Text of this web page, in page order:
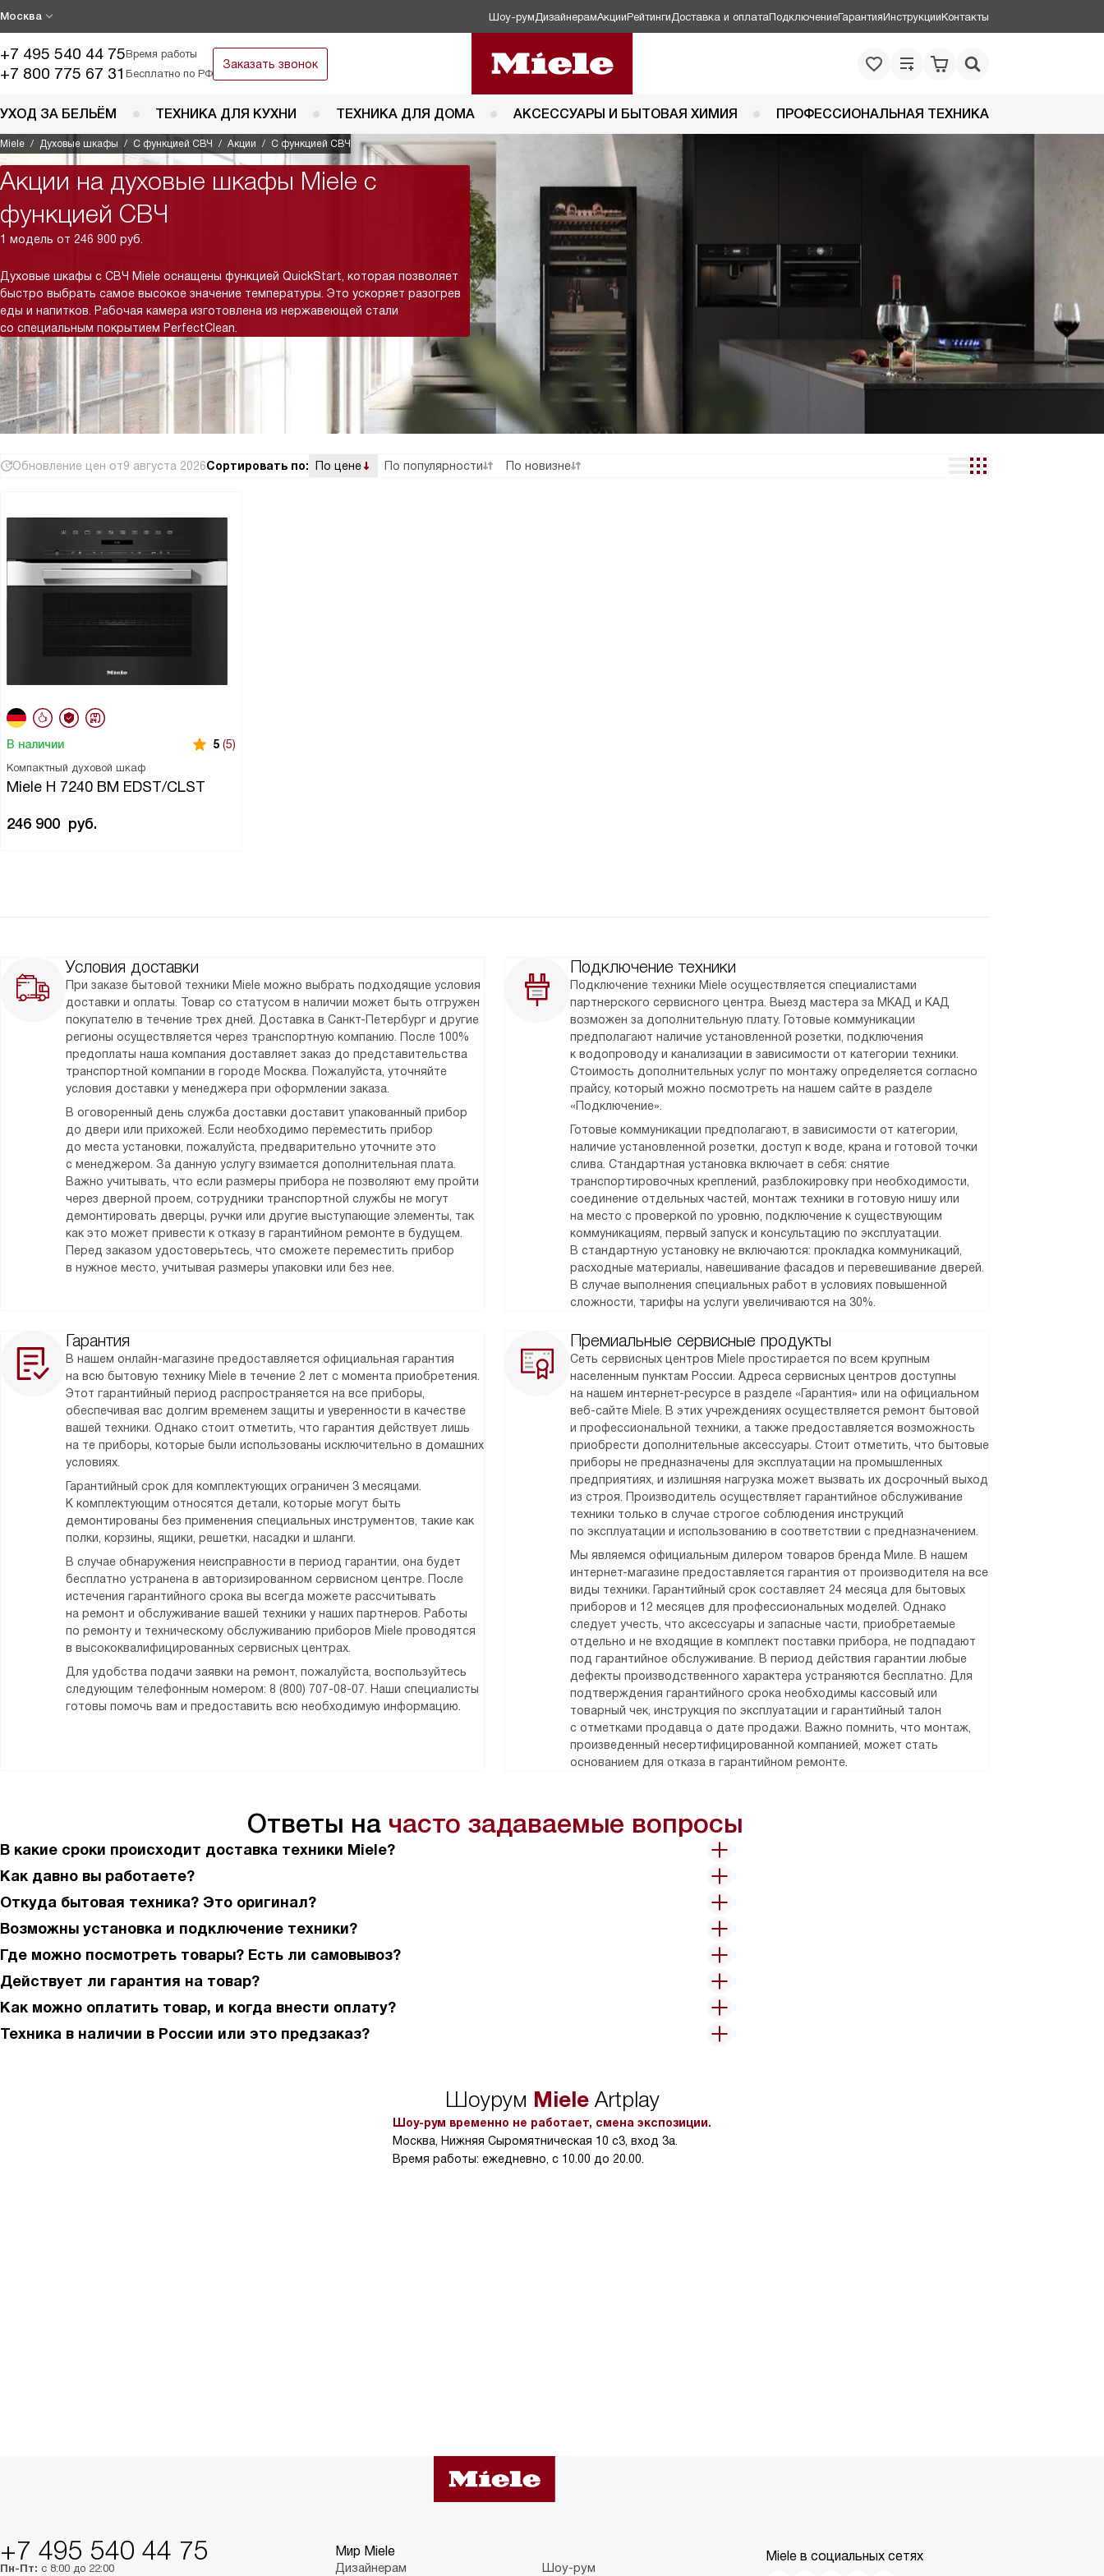
Москва Шоу-рум ДизайнерамАкцииРейтинги Доставка и оплатаПодключениеГарантияИнструкцииКонтакты
+7 495 540 44 75Время работы
+7 800 775 67 31 Бесплатно по РФ
Заказать звонок
УХОД ЗА БЕЛЬЁМ ТЕХНИКА ДЛЯ КУХНИ ТЕХНИКА ДЛЯ ДОМА АКСЕССУАРЫ И БЫТОВАЯ ХИМИЯ ПРОФЕССИОНАЛЬНАЯ ТЕХНИКА
Miele Духовые шкафы С функцией СВЧ Акции С функцией СВЧ
Акции на духовые шкафы Miele с
функцией СВЧ
1 модель от 246 900 руб.
Духовые шкафы с СВЧ Miele оснащены функцией QuickStart, которая позволяет
быстро выбрать самое высокое значение температуры. Это ускоряет разогрев
еды и напитков. Рабочая камера изготовлена из нержавеющей стали
со специальным покрытием PerfectClean.
Обновление цен от9 августа 2026Сортировать по: По цене По популярности По новизне
Компактный духовой шкаф
Miele H 7240 BM EDST/CLST
В наличии 5 (5)
246 900 руб.
Условия доставки
При заказе бытовой техники Miele можно выбрать подходящие условия
доставки и оплаты. Товар со статусом в наличии может быть отгружен
покупателю в течение трех дней. Доставка в Санкт-Петербург и другие
регионы осуществляется через транспортную компанию. После 100%
предоплаты наша компания доставляет заказ до представительства
транспортной компании в городе Москва. Пожалуйста, уточняйте
условия доставки у менеджера при оформлении заказа.
В оговоренный день служба доставки доставит упакованный прибор
до двери или прихожей. Если необходимо переместить прибор
до места установки, пожалуйста, предварительно уточните это
с менеджером. За данную услугу взимается дополнительная плата.
Важно учитывать, что если размеры прибора не позволяют ему пройти
через дверной проем, сотрудники транспортной службы не могут
демонтировать дверцы, ручки или другие выступающие элементы, так
как это может привести к отказу в гарантийном ремонте в будущем.
Перед заказом удостоверьтесь, что сможете переместить прибор
в нужное место, учитывая размеры упаковки или без нее.
Подключение техники
Подключение техники Miele осуществляется специалистами
партнерского сервисного центра. Выезд мастера за МКАД и КАД
возможен за дополнительную плату. Готовые коммуникации
предполагают наличие установленной розетки, подключения
к водопроводу и канализации в зависимости от категории техники.
Стоимость дополнительных услуг по монтажу определяется согласно
прайсу, который можно посмотреть на нашем сайте в разделе
«Подключение».
Готовые коммуникации предполагают, в зависимости от категории,
наличие установленной розетки, доступ к воде, крана и готовой точки
слива. Стандартная установка включает в себя: снятие
транспортировочных креплений, разблокировку при необходимости,
соединение отдельных частей, монтаж техники в готовую нишу или
на место с проверкой по уровню, подключение к существующим
коммуникациям, первый запуск и консультацию по эксплуатации.
В стандартную установку не включаются: прокладка коммуникаций,
расходные материалы, навешивание фасадов и перевешивание дверей.
В случае выполнения специальных работ в условиях повышенной
сложности, тарифы на услуги увеличиваются на 30%.
Гарантия
В нашем онлайн-магазине предоставляется официальная гарантия
на всю бытовую технику Miele в течение 2 лет с момента приобретения.
Этот гарантийный период распространяется на все приборы,
обеспечивая вас долгим временем защиты и уверенности в качестве
вашей техники. Однако стоит отметить, что гарантия действует лишь
на те приборы, которые были использованы исключительно в домашних
условиях.
Гарантийный срок для комплектующих ограничен 3 месяцами.
К комплектующим относятся детали, которые могут быть
демонтированы без применения специальных инструментов, такие как
полки, корзины, ящики, решетки, насадки и шланги.
В случае обнаружения неисправности в период гарантии, она будет
бесплатно устранена в авторизированном сервисном центре. После
истечения гарантийного срока вы всегда можете рассчитывать
на ремонт и обслуживание вашей техники у наших партнеров. Работы
по ремонту и техническому обслуживанию приборов Miele проводятся
в высококвалифицированных сервисных центрах.
Для удобства подачи заявки на ремонт, пожалуйста, воспользуйтесь
следующим телефонным номером: 8 (800) 707-08-07. Наши специалисты
готовы помочь вам и предоставить всю необходимую информацию.
Премиальные сервисные продукты
Сеть сервисных центров Miele простирается по всем крупным
населенным пунктам России. Адреса сервисных центров доступны
на нашем интернет-ресурсе в разделе «Гарантия» или на официальном
веб-сайте Miele. В этих учреждениях осуществляется ремонт бытовой
и профессиональной техники, а также предоставляется возможность
приобрести дополнительные аксессуары. Стоит отметить, что бытовые
приборы не предназначены для эксплуатации на промышленных
предприятиях, и излишняя нагрузка может вызвать их досрочный выход
из строя. Производитель осуществляет гарантийное обслуживание
техники только в случае строгое соблюдения инструкций
по эксплуатации и использованию в соответствии с предназначением.
Мы являемся официальным дилером товаров бренда Миле. В нашем
интернет-магазине предоставляется гарантия от производителя на все
виды техники. Гарантийный срок составляет 24 месяца для бытовых
приборов и 12 месяцев для профессиональных моделей. Однако
следует учесть, что аксессуары и запасные части, приобретаемые
отдельно и не входящие в комплект поставки прибора, не подпадают
под гарантийное обслуживание. В период действия гарантии любые
дефекты производственного характера устраняются бесплатно. Для
подтверждения гарантийного срока необходимы кассовый или
товарный чек, инструкция по эксплуатации и гарантийный талон
с отметками продавца о дате продажи. Важно помнить, что монтаж,
произведенный несертифицированной компанией, может стать
основанием для отказа в гарантийном ремонте.
Ответы на часто задаваемые вопросы
В какие сроки происходит доставка техники Miele?
Как давно вы работаете?
Откуда бытовая техника? Это оригинал?
Возможны установка и подключение техники?
Где можно посмотреть товары? Есть ли самовывоз?
Действует ли гарантия на товар?
Как можно оплатить товар, и когда внести оплату?
Техника в наличии в России или это предзаказ?
Шоурум MieleArtplay
Шоу-рум временно не работает, смена экспозиции.
Москва, Нижняя Сыромятническая 10 с3, вход 3а.
Время работы: ежедневно, с 10.00 до 20.00.
+7 495 540 44 75
Пн-Пт: с 8:00 до 22:00
Мир Miele
Дизайнерам Шоу-рум
Miele в социальных сетях